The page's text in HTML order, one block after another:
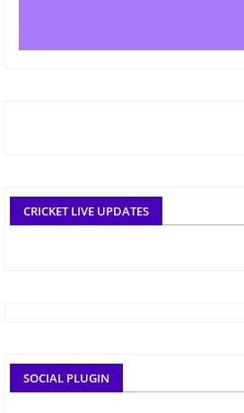
CRICKET LIVE UPDATES
SOCIAL PLUGIN